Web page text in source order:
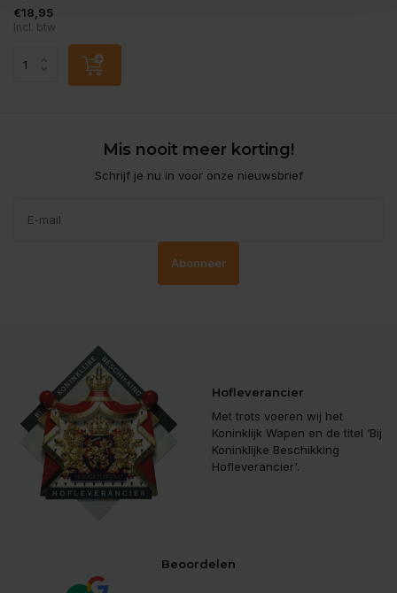
€18,95
Incl. btw
Mis nooit meer korting!
Schrijf je nu in voor onze nieuwsbrief
Abonneer
Hofleverancier
Met trots voeren wij het
Koninklijk Wapen en de titel ‘Bij
Koninklijke Beschikking
Hofleverancier'.
Beoordelen